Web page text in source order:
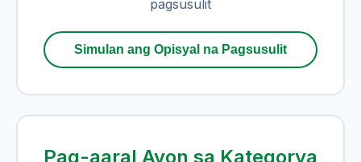
pagsusulit
Simulan ang Opisyal na Pagsusulit
Pag-aaral Ayon sa Kategorya